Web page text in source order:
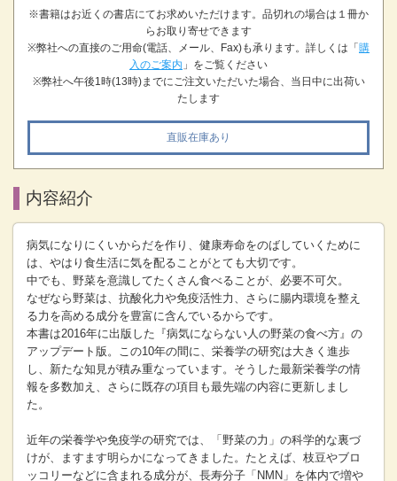
※書籍はお近くの書店にてお求めいただけます。品切れの場合は１冊か
らお取り寄せできます
※弊社への直接のご用命(電話、メール、Fax)も承ります。詳しくは「購
入のご案内 」をご覧ください
※弊社へ午後1時(13時)までにご注文いただいた場合、当日中に出荷い
たします
直販在庫あり
内容紹介
病気になりにくいからだを作り、健康寿命をのばしていくために
は、やはり食生活に気を配ることがとても大切です。
中でも、野菜を意識してたくさん食べることが、必要不可欠。
なぜなら野菜は、抗酸化力や免疫活性力、さらに腸内環境を整え
る力を高める成分を豊富に含んでいるからです。
本書は2016年に出版した『病気にならない人の野菜の食べ方』の
アップデート版。この10年の間に、栄養学の研究は大きく進歩
し、新たな知見が積み重なっています。そうした最新栄養学の情
報を多数加え、さらに既存の項目も最先端の内容に更新しまし
た。
近年の栄養学や免疫学の研究では、「野菜の力」の科学的な裏づ
けが、ますます明らかになってきました。たとえば、枝豆やブロ
ッコリーなどに含まれる成分が、長寿分子「NMN」を体内で増や